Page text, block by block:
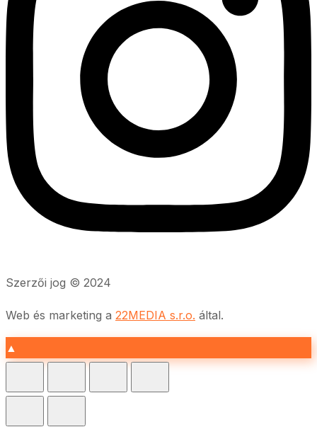
Szerzői jog © 2024
Web és marketing a 22MEDIA s.r.o. által.
▲